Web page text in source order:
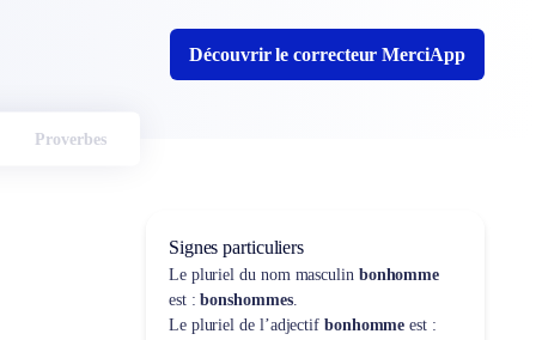
Découvrir le correcteur MerciApp
Proverbes
Signes particuliers
Le pluriel du nom masculin bonhomme
est :bonshommes.
Le pluriel de l’adjectif bonhomme est :